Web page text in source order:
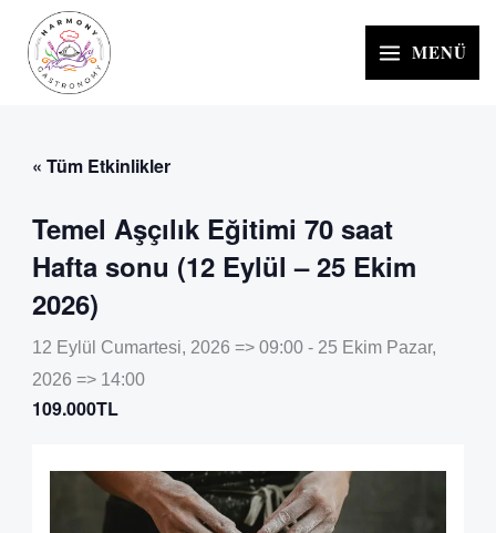
İçeriğe
MENÜ
« Tüm Etkinlikler
Temel Aşçılık Eğitimi 70 saat
Hafta sonu (12 Eylül – 25 Ekim
2026)
12 Eylül Cumartesi, 2026 => 09:00- 25 Ekim Pazar,
2026 => 14:00
109.000TL